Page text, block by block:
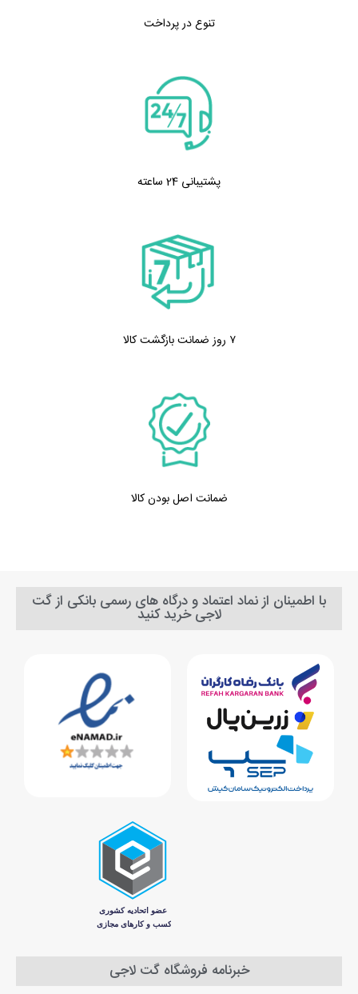
تنوع در پرداخت
پشتیبانی 24 ساعته
۷ روز ضمانت بازگشت کالا
ضمانت اصل بودن کالا
با اطمینان از نماد اعتماد و درگاه های رسمی بانکی از گت
لاجی خرید کنید
خبرنامه فروشگاه گت لاجی